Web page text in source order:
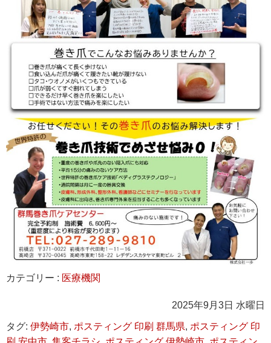
カテゴリー : 医療機関
2025年9月3日 水曜日
タグ: 伊勢崎市, ポスティング 印刷 群馬県, ポスティング 印